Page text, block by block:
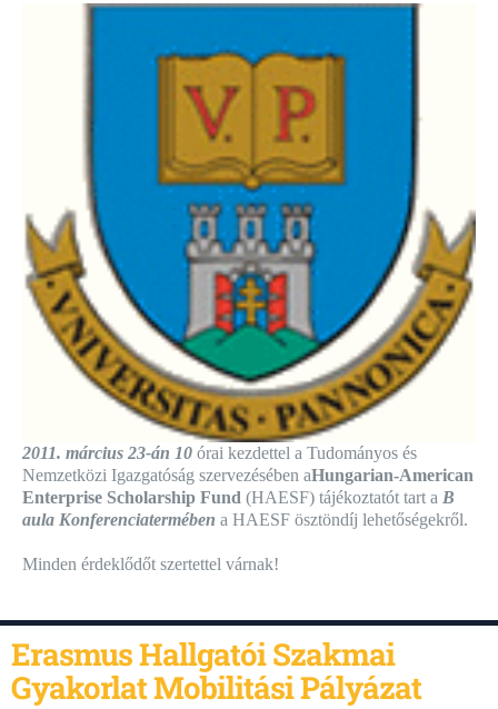
2011. március 23-án 10órai kezdettel a Tudományos és
Nemzetközi Igazgatóság szervezésében aHungarian-American
Enterprise Scholarship Fund(HAESF) tájékoztatót tart a B
aula Konferenciatermében a HAESF ösztöndíj lehetőségekről.
Minden érdeklődőt szertettel várnak!
Erasmus Hallgatói Szakmai
Gyakorlat Mobilitási Pályázat